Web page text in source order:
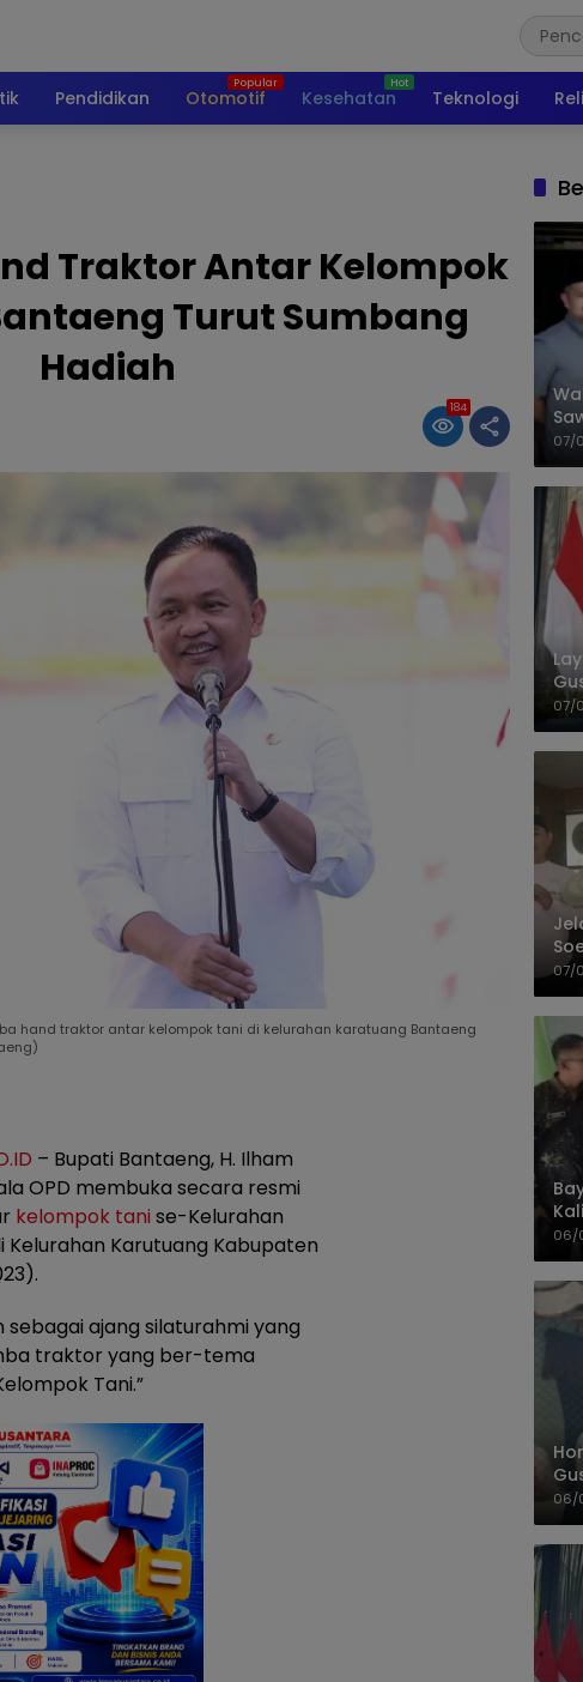
Pendidikan Otomotif Kesehatan Teknologi
Traktor Antar Kelompok
Turut Sumbang
Hadiah
184
hand traktor antar kelompok tani di kelurahan karatuang Bantaeng
– Bupati Bantaeng, H. Ilham
OPD membuka secara resmi
kelompok tani se-Kelurahan
Karutuang Kabupaten
ajang silaturahmi yang
traktor yang ber-tema
Tani.”
07/
07/
07/
06/
06/